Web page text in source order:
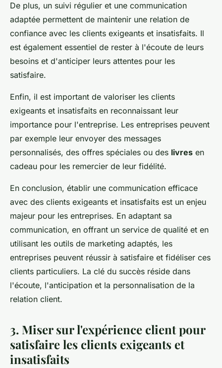
De plus, un suivi régulier et une communication
adaptée permettent de maintenir une relation de
confiance avec les clients exigeants et insatisfaits. Il
est également essentiel de rester à l'écoute de leurs
besoins et d'anticiper leurs attentes pour les
satisfaire.
Enfin, il est important de valoriser les clients
exigeants et insatisfaits en reconnaissant leur
importance pour l'entreprise. Les entreprises peuvent
par exemple leur envoyer des messages
personnalisés, des offres spéciales ou des livres en
cadeau pour les remercier de leur fidélité.
En conclusion, établir une communication efficace
avec des clients exigeants et insatisfaits est un enjeu
majeur pour les entreprises. En adaptant sa
communication, en offrant un service de qualité et en
utilisant les outils de marketing adaptés, les
entreprises peuvent réussir à satisfaire et fidéliser ces
clients particuliers. La clé du succès réside dans
l'écoute, l'anticipation et la personnalisation de la
relation client.
3. Miser sur l'expérience client pour
satisfaire les clients exigeants et
insatisfaits